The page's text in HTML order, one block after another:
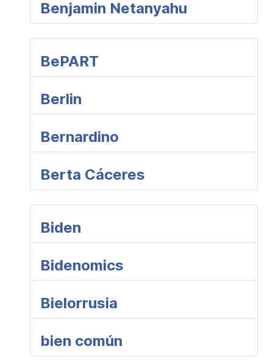
Benjamin Netanyahu
BePART
Berlin
Bernardino
Berta Cáceres
Biden
Bidenomics
Bielorrusia
bien común